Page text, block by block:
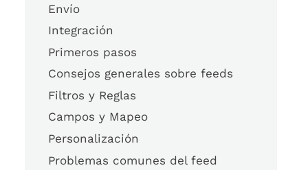
Envío
Integración
Primeros pasos
Consejos generales sobre feeds
Filtros y Reglas
Campos y Mapeo
Personalización
Problemas comunes del feed